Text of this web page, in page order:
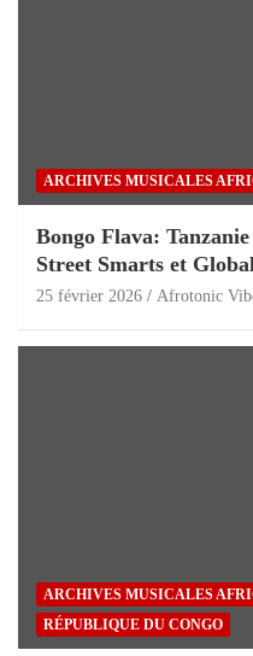
ARCHIVES MUSICALES
Bongo Flava:
Street Smarts et
25 février 2026 Afrotonic
ARCHIVES MUSICALES
RÉPUBLIQUE DU CONGO